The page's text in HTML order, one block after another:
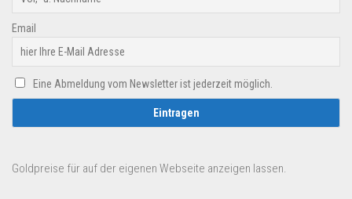
Email
Eine Abmeldung vom Newsletter ist jederzeit möglich.
Goldpreise für auf der eigenen Webseite anzeigen lassen.